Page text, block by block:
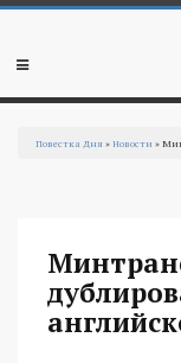
Перейти к основному
Мобильное
Повестка Дня »Новости »